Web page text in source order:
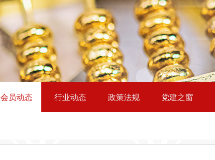
会员动态 行业动态 政策法规 党建之窗